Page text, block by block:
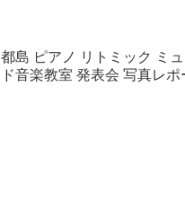
都島 ピアノ リトミック ミ
ド音楽教室 発表会 写真レポ